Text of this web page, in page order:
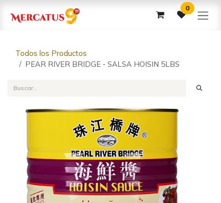
0
Todos los Productos
PEAR RIVER BRIDGE - SALSA HOISIN 5LBS